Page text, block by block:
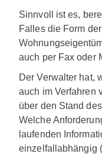
Sinnvoll ist es,
Falles die Form
auch per Fax oder
Der Verwalter hat,
auch im Verfahren
über den Stand
Welche
laufenden
einzelfallabhängig